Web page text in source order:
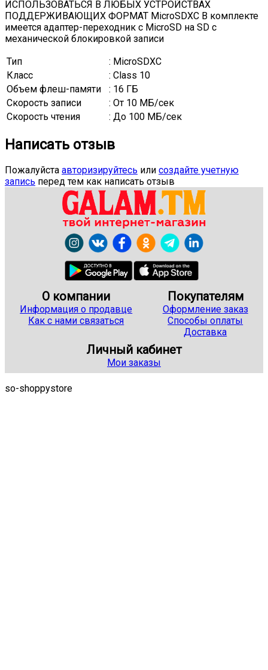
ИСПОЛЬЗОВАТЬСЯ В ЛЮБЫХ УСТРОЙСТВАХ
ПОДДЕРЖИВАЮЩИХ ФОРМАТ MicroSDXC В комплекте
имеется адаптер-переходник с MicroSD на SD с
механической блокировкой записи
Тип
: MicroSDXC
Класс
: Class 10
Объем флеш-памяти
: 16 ГБ
Скорость записи
: От 10 МБ/сек
Скорость чтения
: До 100 МБ/сек
Написать отзыв
Пожалуйста авторизируйтесь или создайте учетную
запись перед тем как написать отзыв
О компании
Информация о продавце
Как с нами связаться
Покупателям
Оформление заказ
Способы оплаты
Доставка
Личный кабинет
Мои заказы
so-shoppystore